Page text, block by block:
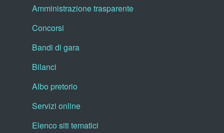
Amministrazione trasparente
Concorsi
Bandi di gara
Bilanci
Albo pretorio
Servizi online
Elenco siti tematici